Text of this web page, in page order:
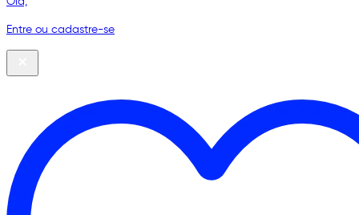
Entre ou cadastre-se